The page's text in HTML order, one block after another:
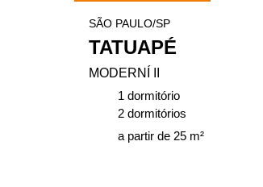
SÃO PAULO/SP
TATUAPÉ
MODERNÍ II
1 dormitório
2 dormitórios
a partir de 25 m²